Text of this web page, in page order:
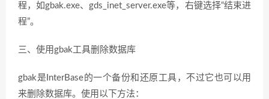
程，如gbak.exe、gds_inet_server.exe等，右键选择“结束进
程”。
三、使用gbak工具删除数据库
gbak是InterBase的一个备份和还原工具，不过它也可以用
来删除数据库。使用以下方法：